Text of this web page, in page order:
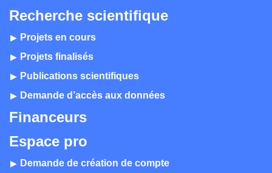
Recherche scientifique
Projets en cours
Projets finalisés
Publications scientifiques
Demande d’accès aux données
Financeurs
Espace pro
Demande de création de compte